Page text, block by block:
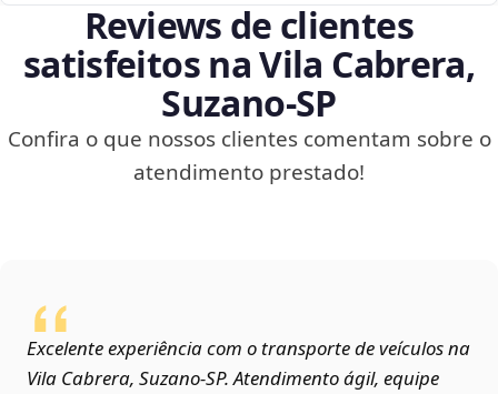
Reviews de clientes
satisfeitos na Vila Cabrera,
Suzano‑SP
Confira o que nossos clientes comentam sobre o
atendimento prestado!
Excelente experiência com o transporte de veículos na
Vila Cabrera, Suzano‑SP. Atendimento ágil, equipe